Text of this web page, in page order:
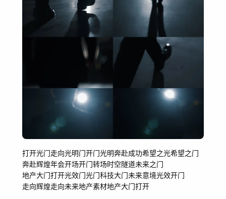
打开光门走向光明门开门光明奔赴成功希望之光希望之门
奔赴辉煌年会开场开门转场时空隧道未来之门
地产大门打开光效门光门科技大门未来意境光效开门
走向辉煌走向未来地产素材地产大门打开